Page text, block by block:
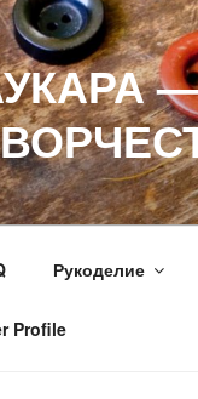
Рукоделие
Profile